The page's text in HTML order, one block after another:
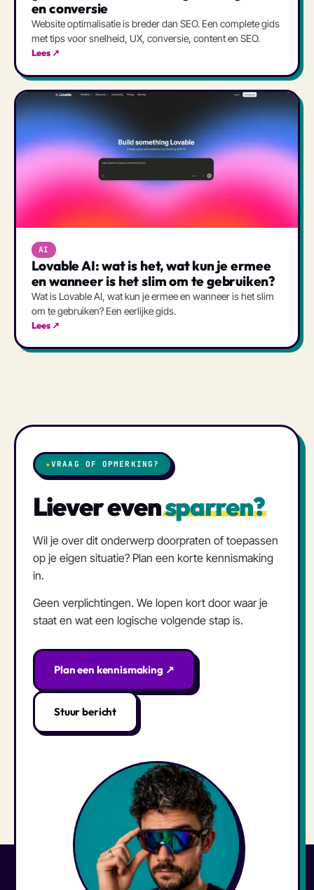
en conversie
Website optimalisatie is breder dan SEO. Een complete gids
met tips voor snelheid, UX, conversie, content en SEO.
Lees ↗
AI
Lovable AI: wat is het, wat kun je ermee
en wanneer is het slim om te gebruiken?
Wat is Lovable AI, wat kun je ermee en wanneer is het slim
om te gebruiken? Een eerlijke gids.
Lees ↗
★VRAAG OF OPMERKING?
Liever evensparren?
Wil je over dit onderwerp doorpraten of toepassen
op je eigen situatie? Plan een korte kennismaking
in.
Geen verplichtingen. We lopen kort door waar je
staat en wat een logische volgende stap is.
Plan een kennismaking ↗
Stuur bericht